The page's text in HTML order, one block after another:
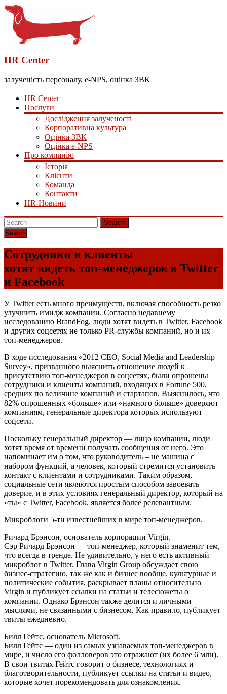
HR Center
залученість персоналу, e-NPS, оцінка ЗВК
HR Center
Послуги
Дослідження залученості
Корпоративна культура
Оцінка ЗВК
Оцінка e-NPS
Про компанію
Історія
Клієнти
Команда
Контакти
HR-Новини
Search
Сотрудники и клиенты
хотят видеть топ-менеджеров в Twitter
и Facebook
У Twitter есть много преимуществ, включая способность резко
улучшить имидж компании. Согласно недавнему
исследованию BrandFog, люди хотят видеть в Twitter, Facebook
и других соцсетях не только PR-службы компаний, но и их
топ-менеджеров.
В ходе исследования «2012 CEO, Social Media and Leadership
Survey», призванного выяснить отношение людей к
присутствию топ-менеджеров в соцсетях, были опрошены
сотрудники и клиенты компаний, входящих в Fortune 500,
средних по величине компаний и стартапов. Выяснилось, что
82% опрошенных «больше» или «намного больше» доверяют
компаниям, генеральные директора которых используют
соцсети.
Поскольку генеральный директор — лицо компании, люди
хотят время от времени получать сообщения от него. Это
напоминает им о том, что руководитель – не машина с
набором функций, а человек, который стремится установить
контакт с клиентами и сотрудниками. Таким образом,
социальные сети являются простым способом завоевать
доверие, и в этих условиях генеральный директор, который на
«ты» с Twitter, Facebook, является более релевантным.
Микроблоги 5-ти известнейших в мире топ-менеджеров.
Ричард Брэнсон, основатель корпорации Virgin.
Сэр Ричард Брэнсон — топ-менеджер, который знаменит тем,
что всегда в тренде. Не удивительно, у него есть активный
микроблог в Twitter. Глава Virgin Group обсуждает свою
бизнес-стратегию, так же как и бизнес вообще, культурные и
политические события, раскрывает планы относительно
Virgin и публикует ссылки на статьи и телесюжеты о
компании. Однако Брэнсон также делится и личными
мыслями, не связанными с бизнесом. Как правило, публикует
твиты ежедневно.
Билл Гейтс, основатель Microsoft.
Билл Гейтс — один из самых узнаваемых топ-менеджеров в
мире, и число его фолловеров это отражают (их более 6 млн).
В свои твитах Гейтс говорит о бизнесе, технологиях и
благотворительности, публикует ссылки на статьи и видео,
которые хочет порекомендовать для ознакомления.